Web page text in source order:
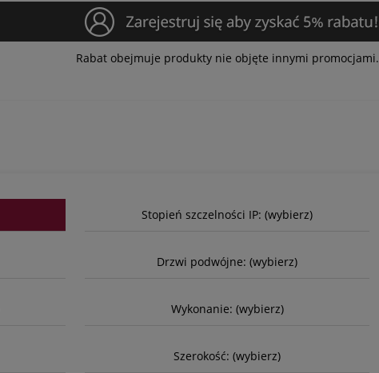
Rabat obejmuje produkty nie objęte innymi promocjami.
Stopień szczelności IP: (wybierz)
Drzwi podwójne: (wybierz)
Wykonanie: (wybierz)
Szerokość: (wybierz)